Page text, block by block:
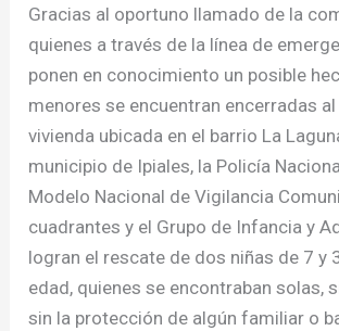
Gracias al oportuno llamado de la
quienes a través de la línea de
ponen en conocimiento un posible
menores se encuentran encerradas
vivienda ubicada en el barrio La
municipio de Ipiales, la Policía
Modelo Nacional de Vigilancia
cuadrantes y el Grupo de Infancia y
logran el rescate de dos niñas de 7 y
edad, quienes se encontraban solas,
sin la protección de algún familiar o
Ipiales